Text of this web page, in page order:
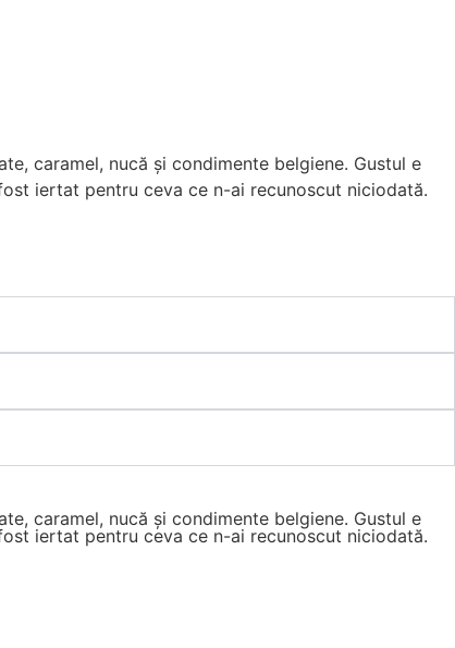
caramel, nucă și condimente belgiene. Gustul e
iertat pentru ceva ce n-ai recunoscut niciodată.
caramel, nucă și condimente belgiene. Gustul e
iertat pentru ceva ce n-ai recunoscut niciodată.